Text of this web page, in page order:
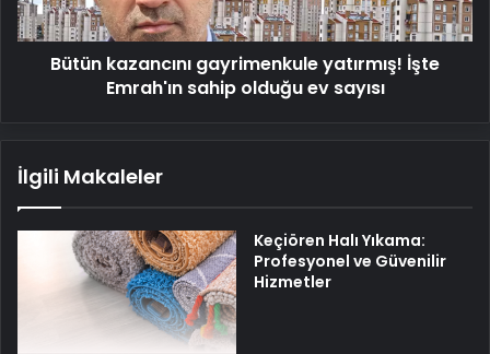
olduğu
ev
sayısıBütün kazancını gayrimenkule yatırmış! İşte
Emrah'ın sahip olduğu ev sayısı
İlgili Makaleler
Keçiören Halı Yıkama:
Profesyonel ve Güvenilir
Hizmetler